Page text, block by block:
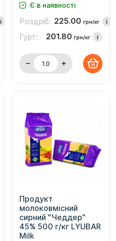
i
Є в наявності
Роздріб: 225.00 грн/кг i
Гурт: 201.80 грн/кг i
Продукт
молоковмісний
сирний "Чеддер"
45% 500 г/кг LYUBAR
Milk